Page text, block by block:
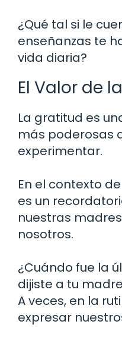
¿Qué tal si le
enseñanzas te
vida diaria?
El Valor de
La gratitud es
más poderosas
experimentar.
En el contexto
es un
nuestras
nosotros.
¿Cuándo fue la
dijiste a tu
A veces, en la
expresar